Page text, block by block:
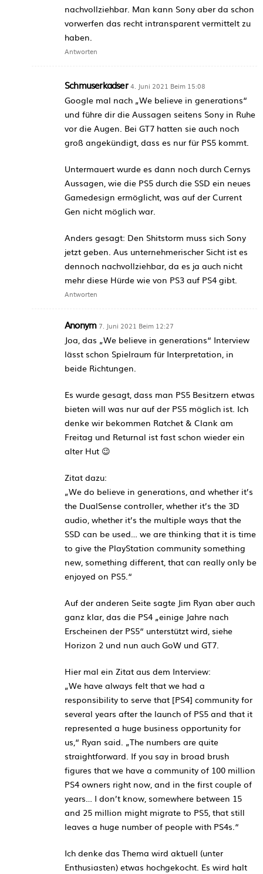
nachvollziehbar. Man kann Sony aber da schon
vorwerfen das recht intransparent vermittelt zu
haben.
Antworten
Schmuserkadser 4. Juni 2021 Beim 15:08
Google mal nach „We believe in generations“
und führe dir die Aussagen seitens Sony in Ruhe
vor die Augen. Bei GT7 hatten sie auch noch
groß angekündigt, dass es nur für PS5 kommt.
Untermauert wurde es dann noch durch Cernys
Aussagen, wie die PS5 durch die SSD ein neues
Gamedesign ermöglicht, was auf der Current
Gen nicht möglich war.
Anders gesagt: Den Shitstorm muss sich Sony
jetzt geben. Aus unternehmerischer Sicht ist es
dennoch nachvollziehbar, da es ja auch nicht
mehr diese Hürde wie von PS3 auf PS4 gibt.
Antworten
Anonym 7. Juni 2021 Beim 12:27
Joa, das „We believe in generations“ Interview
lässt schon Spielraum für Interpretation, in
beide Richtungen.
Es wurde gesagt, dass man PS5 Besitzern etwas
bieten will was nur auf der PS5 möglich ist. Ich
denke wir bekommen Ratchet & Clank am
Freitag und Returnal ist fast schon wieder ein
alter Hut 😉
Zitat dazu:
„We do believe in generations, and whether it’s
the DualSense controller, whether it’s the 3D
audio, whether it’s the multiple ways that the
SSD can be used… we are thinking that it is time
to give the PlayStation community something
new, something different, that can really only be
enjoyed on PS5.“
Auf der anderen Seite sagte Jim Ryan aber auch
ganz klar, das die PS4 „einige Jahre nach
Erscheinen der PS5“ unterstützt wird, siehe
Horizon 2 und nun auch GoW und GT7.
Hier mal ein Zitat aus dem Interview:
„We have always felt that we had a
responsibility to serve that [PS4] community for
several years after the launch of PS5 and that it
represented a huge business opportunity for
us,“ Ryan said. „The numbers are quite
straightforward. If you say in broad brush
figures that we have a community of 100 million
PS4 owners right now, and in the first couple of
years… I don’t know, somewhere between 15
and 25 million might migrate to PS5, that still
leaves a huge number of people with PS4s.“
Ich denke das Thema wird aktuell (unter
Enthusiasten) etwas hochgekocht. Es wird halt